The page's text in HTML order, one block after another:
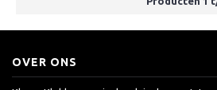
OVER ONS